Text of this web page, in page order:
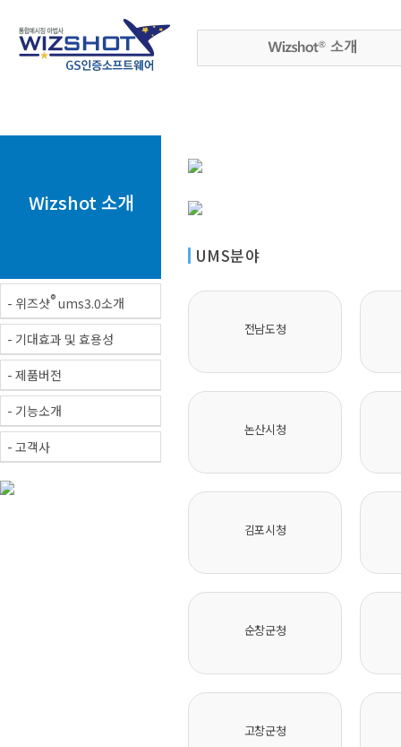
Wizshot 소개
- 위즈샷®ums3.0소개
- 기대효과 및 효용성
- 제품버전
- 기능소개
- 고객사
UMS분야
전남도청
논산시청
김포시청
순창군청
고창군청